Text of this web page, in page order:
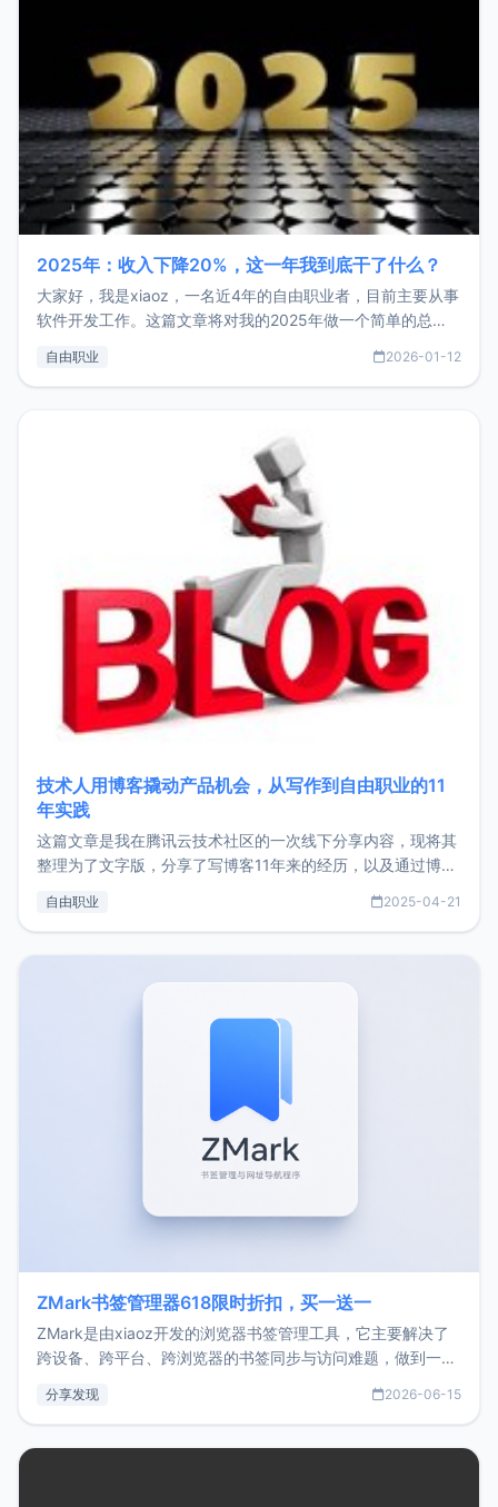
2025年：收入下降20%，这一年我到底干了什么？
大家好，我是xiaoz，一名近4年的自由职业者，目前主要从事
软件开发工作。这篇文章将对我的2025年做一个简单的总
收入下降20%，但却过得很充实，2026年不求突破，但求保
自由职业 2026-01-12
技术人用博客撬动产品机会，从写作到自由职业的11
年实践
这篇文章是我在腾讯云技术社区的一次线下分享内容，现将其
整理为了文字版，分享了写博客11年来的经历，以及通过博客
了我的首个产品ImgURL的真实数据和产品现状。自我介绍大
自由职业 2025-04-21
ZMark书签管理器618限时折扣，买一送一
ZMark是由xiaoz开发的浏览器书签管理工具，它主要解决了
跨设备、跨平台、跨浏览器的书签同步与访问难题，做到一处
用，让管理更高效。ZMark官网地址：
分享发现 2026-06-15